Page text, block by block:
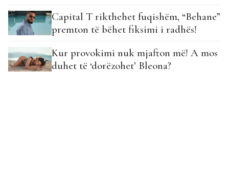
Capital T rikthehet fuqishëm, “Behane”
premton të bëhet fiksimi i radhës!
Kur provokimi nuk mjafton më! A mos
duhet të ‘dorëzohet’ Bleona?